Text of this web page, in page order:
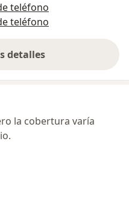
teléfono
teléfono
detalles
la dirección
la cobertura varía